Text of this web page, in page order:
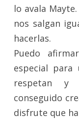
lo avala
nos salgan
hacerlas.
Puedo
especial
respetan y
conseguido
disfrute que